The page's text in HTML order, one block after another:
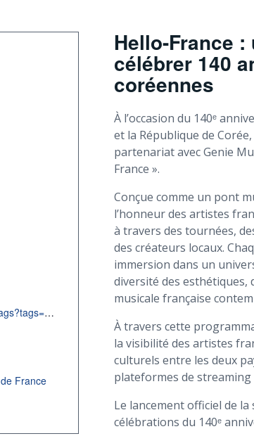
Hello-France
célébrer 140
coréennes
À l’occasion du 140ᵉ
et la République de
partenariat avec Genie
France ».
Conçue comme un pont
l’honneur des artistes
à travers des tournées,
des créateurs locaux.
immersion dans un
diversité des esthétiques,
musicale française
À travers cette
la visibilité des artistes
culturels entre les deux
plateformes de
Le lancement officiel de
célébrations du 140ᵉ
https://www.genie.co.kr/playlist/tags?tags=SVC004%7C%7C%EB%A0%88%EC%9D%B4%EB%B8%94%20PICK%2CDJ0086%7C%7CDJ%20%EC%95%88%EB%85%95%20%ED%94%84%EB%9E%91%EC%8A%A4#
France